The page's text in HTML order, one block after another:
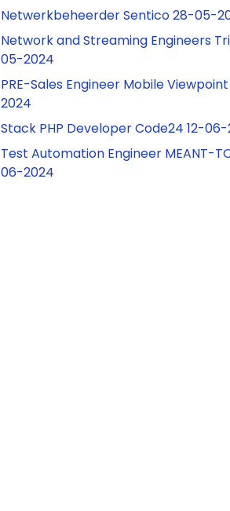
Netwerkbeheerder Sentico 28-05-
Network and Streaming Engineers
05-2024
PRE-Sales Engineer Mobile
2024
Stack PHP Developer Code24 12-
Test Automation Engineer MEANT-
06-2024